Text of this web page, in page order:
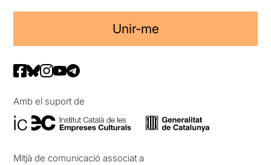
Unir-me
Amb el suport de
Mitjà de comunicació associat a